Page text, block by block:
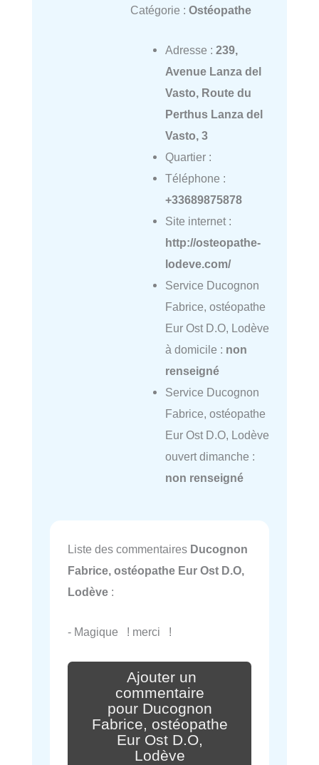
Catégorie : Ostéopathe
Adresse : 239,
Avenue Lanza del
Vasto, Route du
Perthus Lanza del
Vasto, 3
Quartier :
Téléphone :
+33689875878
Site internet :
http://osteopathe-
lodeve.com/
Service Ducognon
Fabrice, ostéopathe
Eur Ost D.O, Lodève
à domicile : non
renseigné
Service Ducognon
Fabrice, ostéopathe
Eur Ost D.O, Lodève
ouvert dimanche :
non renseigné
Liste des commentaires Ducognon
Fabrice, ostéopathe Eur Ost D.O,
Lodève :
- Magique ! merci !
Ajouter un
commentaire
pour Ducognon
Fabrice, ostéopathe
Eur Ost D.O,
Lodève